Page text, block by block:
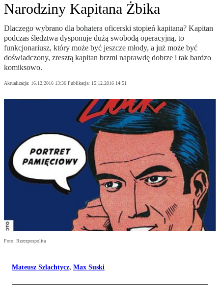
Narodziny Kapitana Żbika
Dlaczego wybrano dla bohatera oficerski stopień kapitana? Kapitan
podczas śledztwa dysponuje dużą swobodą operacyjną, to
funkcjonariusz, który może być jeszcze młody, a już może być
doświadczony, zresztą kapitan brzmi naprawdę dobrze i tak bardzo
komiksowo.
Aktualizacja: 16.12.2016 13:36 Publikacja: 15.12.2016 14:51
Foto: Rzeczpospolita
Mateusz Szlachtycz, Max Suski